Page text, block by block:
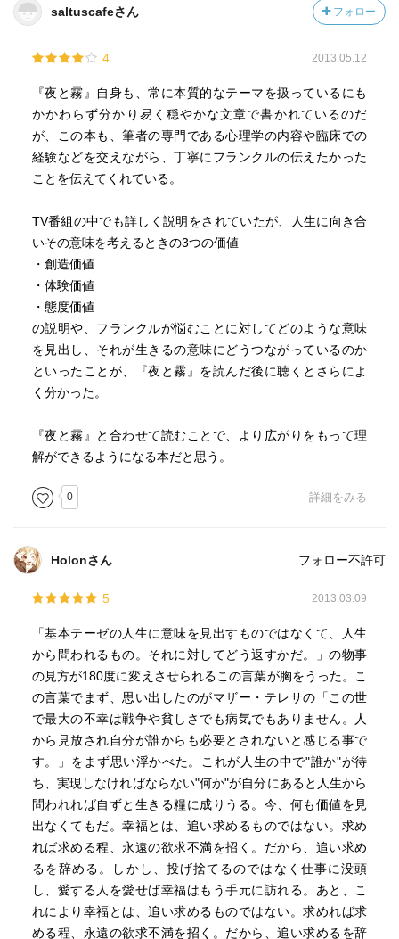
saltuscafeさん フォロー
4 2013.05.12
『夜と霧』自身も、常に本質的なテーマを扱っているにも
かかわらず分かり易く穏やかな文章で書かれているのだ
が、この本も、筆者の専門である心理学の内容や臨床での
経験などを交えながら、丁寧にフランクルの伝えたかった
ことを伝えてくれている。
TV番組の中でも詳しく説明をされていたが、人生に向き合
いその意味を考えるときの3つの価値
・創造価値
・体験価値
・態度価値
の説明や、フランクルが悩むことに対してどのような意味
を見出し、それが生きるの意味にどうつながっているのか
といったことが、『夜と霧』を読んだ後に聴くとさらによ
く分かった。
『夜と霧』と合わせて読むことで、より広がりをもって理
解ができるようになる本だと思う。
0 詳細をみる
Holonさん フォロー不許可
5 2013.03.09
「基本テーゼの人生に意味を見出すものではなくて、人生
から問われるもの。それに対してどう返すかだ。」の物事
の見方が180度に変えさせられるこの言葉が胸をうった。こ
の言葉でまず、思い出したのがマザー・テレサの「この世
で最大の不幸は戦争や貧しさでも病気でもありません。人
から見放され自分が誰からも必要とされないと感じる事で
す。」をまず思い浮かべた。これが人生の中で"誰か"が待
ち、実現しなければならない"何か"が自分にあると人生から
問われれば自ずと生きる糧に成りうる。今、何も価値を見
出なくてもだ。幸福とは、追い求めるものではない。求め
れば求める程、永遠の欲求不満を招く。だから、追い求め
るを辞める。しかし、投げ捨てるのではなく仕事に没頭
し、愛する人を愛せば幸福はもう手元に訪れる。あと、こ
れにより幸福とは、追い求めるものではない。求めれば求
める程、永遠の欲求不満を招く。だから、追い求めるを辞